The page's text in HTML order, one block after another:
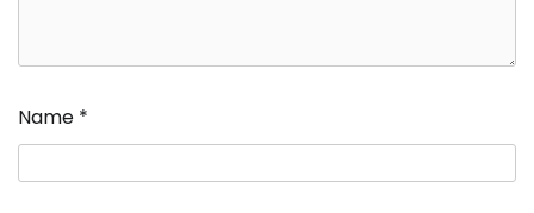
Name *